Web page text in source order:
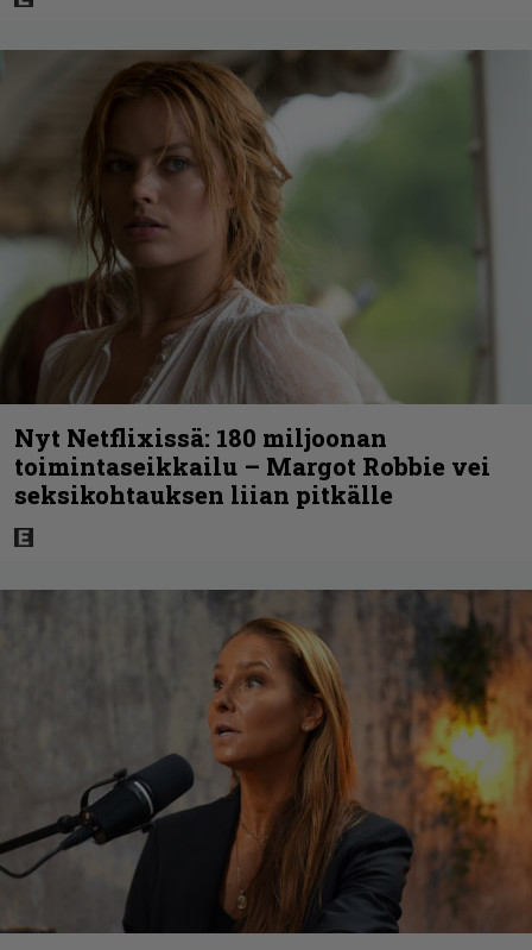
Nyt Netflixissä: 180 miljoonan
toimintaseikkailu – Margot Robbie vei
seksikohtauksen liian pitkälle